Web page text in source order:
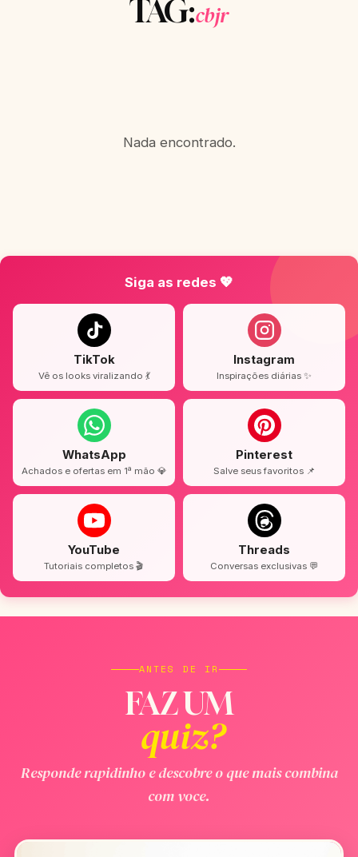
TAG:cbjr
Nada encontrado.
Siga as redes 💖
TikTok
Vê os looks viralizando 💃
Instagram
Inspirações diárias ✨
WhatsApp
Achados e ofertas em 1ª mão 💎
Pinterest
Salve seus favoritos 📌
YouTube
Tutoriais completos 🎬
Threads
Conversas exclusivas 💬
ANTES DE IR
FAZ UM
quiz?
Responde rapidinho e descobre o que mais combina
com voce.